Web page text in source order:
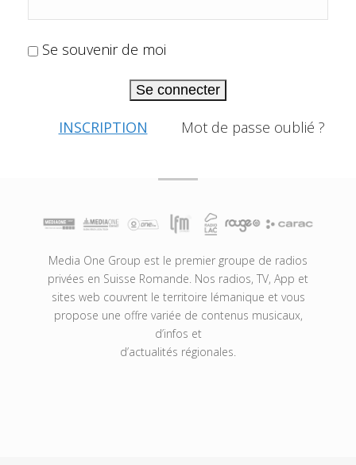
Se souvenir de moi
Se connecter
INSCRIPTION Mot de passe oublié ?
Media One Group est le premier groupe de radios
privées en Suisse Romande. Nos radios, TV, App et
sites web couvrent le territoire lémanique et vous
propose une offre variée de contenus musicaux,
d’infos et
d’actualités régionales.